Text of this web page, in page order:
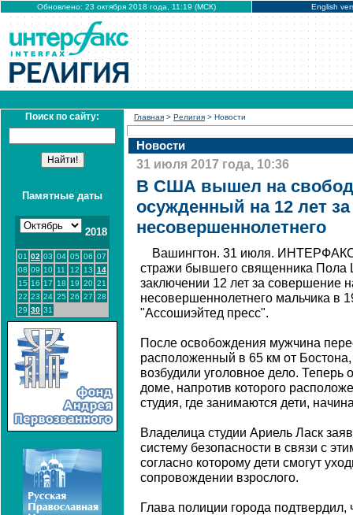
Обновлено: 23 октября 2018 года, 11:19 (МСК) English
Поиск по сайту:
Памятные даты
2018
01 02 03 04 05 06 07
08 09 10 11 12 13 14
15 16 17 18 19 20 21
22 23 24 25 26 27 28
29 30 31
Главная > Религия > Новости
Новости
31 июля 2017 года, 10:36
В США вышел на
осужденный на 12 лет
несовершеннолетнего
Вашингтон. 31 июля.
стражи бывшего священника Пола
заключении 12 лет за совершение
несовершеннолетнего мальчика в
"Ассошиэйтед пресс".
После освобождения мужчина
расположенный в 65 км от Бостона,
возбудили уголовное дело.
доме, напротив которого
студия, где занимаются дети,
Владелица студии Ариель Ласк
систему безопасности в связи с
согласно которому дети смогут
сопровождении взрослого.
Глава полиции города